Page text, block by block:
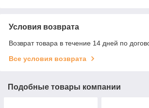
Условия возврата
Возврат товара в течение 14 дней по
Все условия возврата
Подобные товары компании